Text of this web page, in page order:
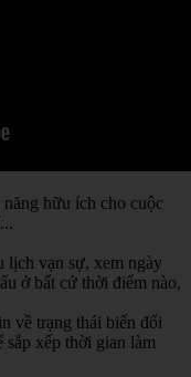
hữu ích cho cuộc
lịch vạn sự, xem ngày
ở bất cứ thời điểm nào,
về trạng thái biến đổi
sắp xếp thời gian làm